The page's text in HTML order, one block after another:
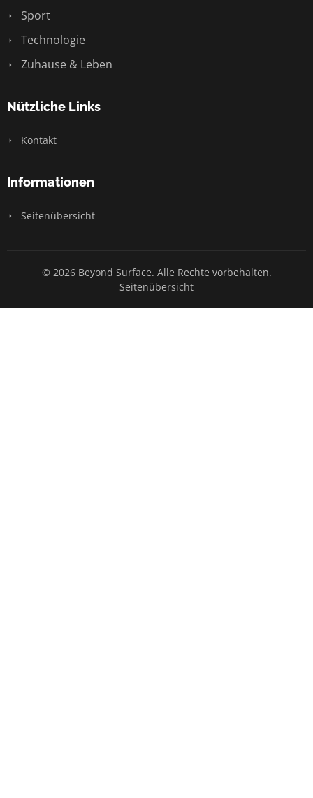
Sport
Technologie
Zuhause & Leben
Nützliche Links
Kontakt
Informationen
Seitenübersicht
© 2026 Beyond Surface. Alle Rechte vorbehalten.
Seitenübersicht